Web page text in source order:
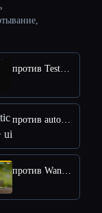
против TestSprite
против automatic crud api + ui generator
против Wan2.7 AI